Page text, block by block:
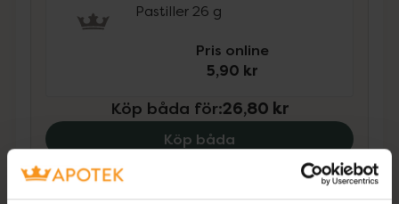
Pastiller 26 g
Pris online
5,90 kr
Köp båda för:26,80 kr
Köp båda